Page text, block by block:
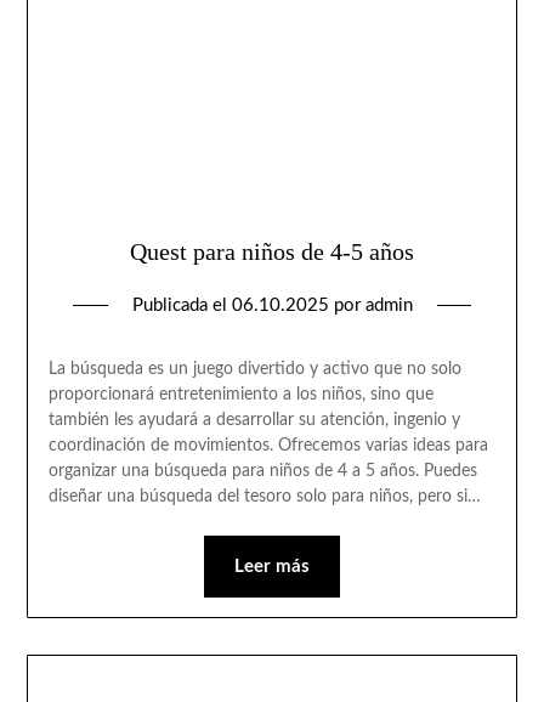
Quest para niños de 4-5 años
Publicada el 06.10.2025 por admin
La búsqueda es un juego divertido y activo que no solo
proporcionará entretenimiento a los niños, sino que
también les ayudará a desarrollar su atención, ingenio y
coordinación de movimientos. Ofrecemos varias ideas para
organizar una búsqueda para niños de 4 a 5 años. Puedes
diseñar una búsqueda del tesoro solo para niños, pero si…
Leer más